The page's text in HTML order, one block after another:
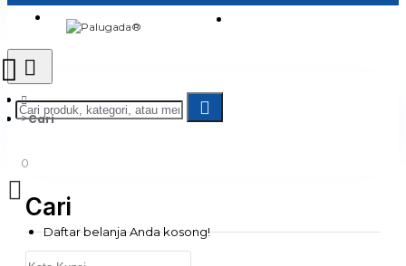
0
Daftar belanja Anda kosong!
Cari
Cari